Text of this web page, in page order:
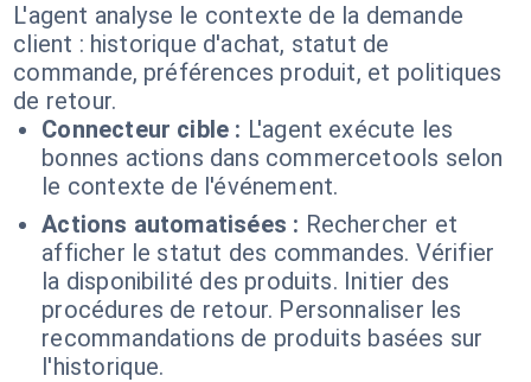
L'agent analyse le contexte de la demande
client : historique d'achat, statut de
commande, préférences produit, et politiques
de retour.
Connecteur cible : L'agent exécute les
bonnes actions dans commercetools selon
le contexte de l'événement.
Actions automatisées : Rechercher et
afficher le statut des commandes. Vérifier
la disponibilité des produits. Initier des
procédures de retour. Personnaliser les
recommandations de produits basées sur
l'historique.